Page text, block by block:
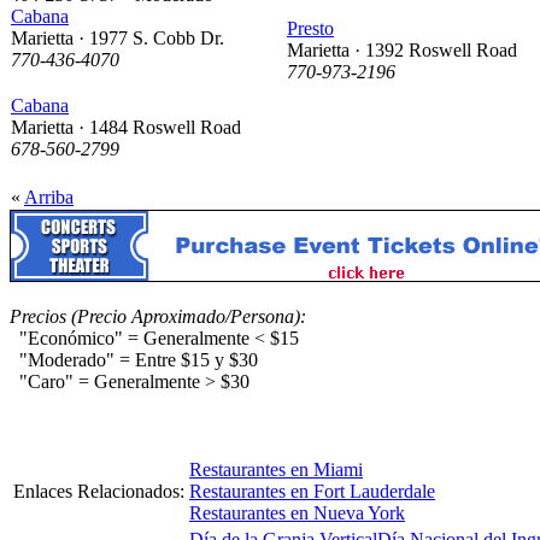
Cabana
Marietta · 1977 S. Cobb Dr.
770-436-4070
Cabana
Marietta · 1484 Roswell Road
678-560-2799
Presto
Marietta · 1392 Roswell Road
770-973-2196
« Arriba
Precios (Precio Aproximado/Persona):
"Económico" = Generalmente < $15
"Moderado" = Entre $15 y $30
"Caro" = Generalmente > $30
Enlaces Relacionados:
Restaurantes en Miami
Restaurantes en Fort Lauderdale
Restaurantes en Nueva York